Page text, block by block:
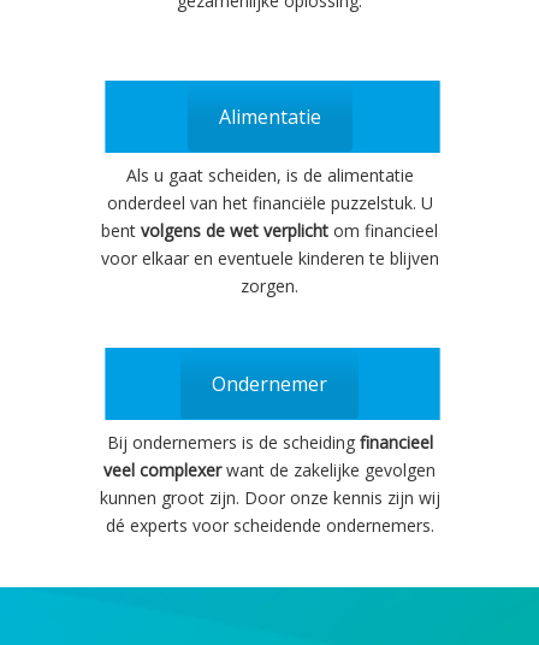
Alimentatie
Als u gaat scheiden, is de alimentatie
onderdeel van het financiële puzzelstuk. U
bent volgens de wet verplicht om financieel
voor elkaar en eventuele kinderen te blijven
zorgen.
Ondernemer
Bij ondernemers is de scheiding financieel
veel complexerwant de zakelijke gevolgen
kunnen groot zijn. Door onze kennis zijn wij
dé experts voor scheidende ondernemers.